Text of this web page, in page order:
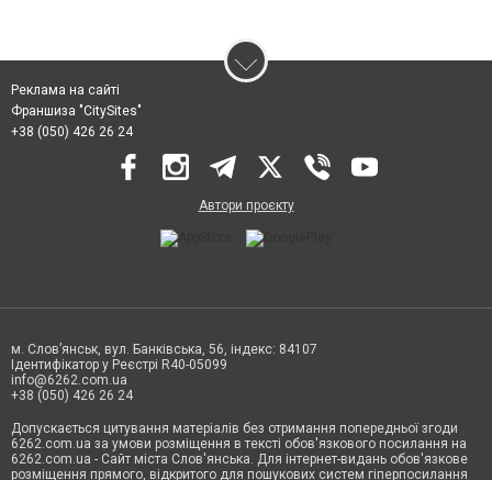
Реклама на сайті
Франшиза "CitySites"
+38 (050) 426 26 24
Автори проєкту
м. Слов’янськ, вул. Банківська, 56, індекс: 84107
Ідентифікатор у Реєстрі R40-05099
info@6262.com.ua
+38 (050) 426 26 24
Допускається цитування матеріалів без отримання попередньої згоди
6262.com.ua за умови розміщення в тексті обов'язкового посилання на
6262.com.ua - Сайт міста Слов'янська. Для інтернет-видань обов'язкове
розміщення прямого, відкритого для пошукових систем гіперпосилання